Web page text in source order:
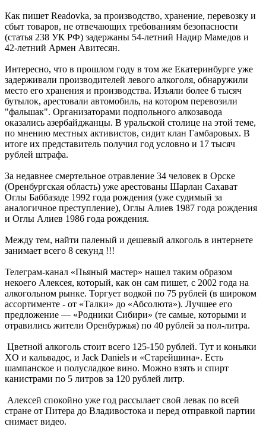
Как пишет Readovka, за производство, хранение, перевозку и
сбыт товаров, не отвечающих требованиям безопасности
(статья 238 УК РФ) задержаны 54-летний Надир Мамедов и
42-летний Армен Авитесян.
Интересно, что в прошлом году в том же Екатеринбурге уже
задерживали производителей левого алкоголя, обнаружили
место его хранения и производства. Изъяли более 6 тысяч
бутылок, арестовали автомобиль, на котором перевозили
"фальшак". Организаторами подпольного алкозавода
оказались азербайджанцы. В уральской столице на этой теме,
по мнению местных активистов, сидит клан Гамбаровых. В
итоге их представитель получил год условно и 17 тысяч
рублей штрафа.
За недавнее смертельное отравление 34 человек в Орске
(Оренбургская область) уже арестованы Шарлан Сахават
Оглы Баббазаде 1992 года рождения (уже судимый за
аналогичное преступление), Оглы Алиев 1987 года рождения
и Оглы Алиев 1986 года рождения.
Между тем, найти паленый и дешевый алкоголь в интернете
занимает всего 8 секунд !!!
Телеграм-канал «Пьяный мастер» нашел таким образом
некоего Алексея, который, как он сам пишет, с 2002 года на
алкогольном рынке. Торгует водкой по 75 рублей (в широком
ассортименте - от «Талки» до «Абсолюта»). Лучшее его
предложение — «Родники Сибири» (те самые, которыми и
отравились жители Оренбуржья) по 40 рублей за пол-литра.
Цветной алкоголь стоит всего 125-150 рублей. Тут и коньяки
XO и кальвадос, и Jack Daniels и «Старейшина». Есть
шампанское и полусладкое вино. Можно взять и спирт
канистрами по 5 литров за 120 рублей литр.
Алексей спокойно уже год рассылает свой левак по всей
стране от Питера до Владивостока и перед отправкой партии
снимает видео.